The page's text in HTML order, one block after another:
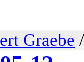
Graebe